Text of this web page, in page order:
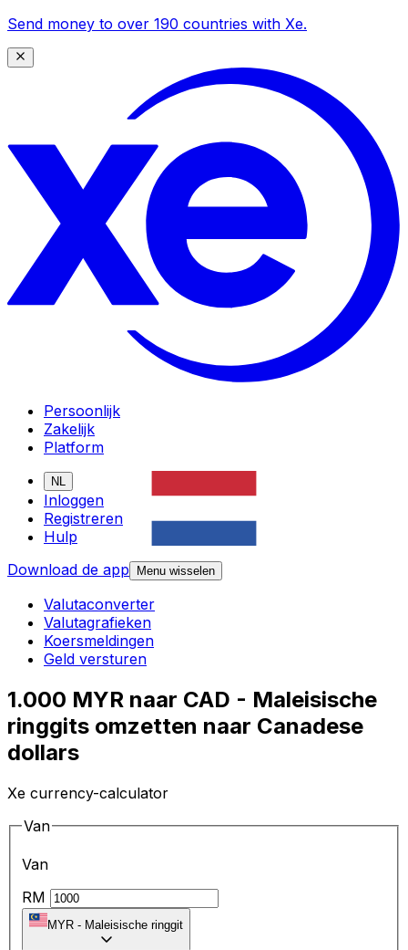
Send money to over 190 countries with Xe.
Persoonlijk
Zakelijk
Platform
NL
Inloggen
Registreren
Hulp
Download de app
Menu wisselen
Valutaconverter
Valutagrafieken
Koersmeldingen
Geld versturen
1.000 MYR naar CAD - Maleisische
ringgits omzetten naar Canadese
dollars
Xe currency-calculator
Van
Van
RM
MYR - Maleisische ringgit